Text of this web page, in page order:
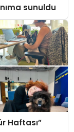
sunuldu
Haftası”